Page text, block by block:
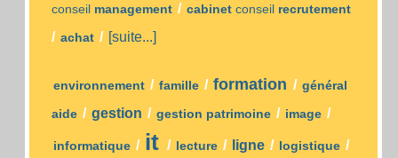
conseil management / cabinet conseil recrutement
/ achat / [suite...]
environnement / famille / formation / général
aide / gestion / gestion patrimoine / image /
informatique / it / lecture / ligne / logistique /